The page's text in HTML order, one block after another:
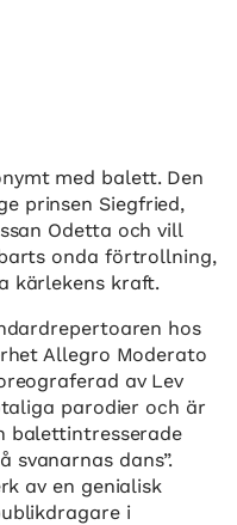
med balett. Den
prinsen Siegfried,
Odetta och vill
onda förtrollning,
kärlekens kraft.
hos
Allegro Moderato
av Lev
parodier och är
balettintresserade
svanarnas dans”.
av en genialisk
i